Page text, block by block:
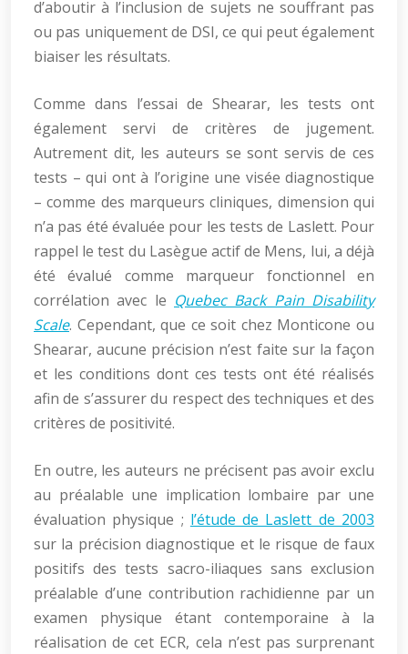
d’aboutir à l’inclusion de sujets ne souffrant pas
ou pas uniquement de DSI, ce qui peut également
biaiser les résultats.
Comme dans l’essai de Shearar, les tests ont
également servi de critères de jugement.
Autrement dit, les auteurs se sont servis de ces
tests – qui ont à l’origine une visée diagnostique
– comme des marqueurs cliniques, dimension qui
n’a pas été évaluée pour les tests de Laslett. Pour
rappel le test du Lasègue actif de Mens, lui, a déjà
été évalué comme marqueur fonctionnel en
corrélation avec le Quebec Back Pain Disability
Scale. Cependant, que ce soit chez Monticone ou
Shearar, aucune précision n’est faite sur la façon
et les conditions dont ces tests ont été réalisés
afin de s’assurer du respect des techniques et des
critères de positivité.
En outre, les auteurs ne précisent pas avoir exclu
au préalable une implication lombaire par une
évaluation physique ; l’étude de Laslett de 2003
sur la précision diagnostique et le risque de faux
positifs des tests sacro-iliaques sans exclusion
préalable d’une contribution rachidienne par un
examen physique étant contemporaine à la
réalisation de cet ECR, cela n’est pas surprenant